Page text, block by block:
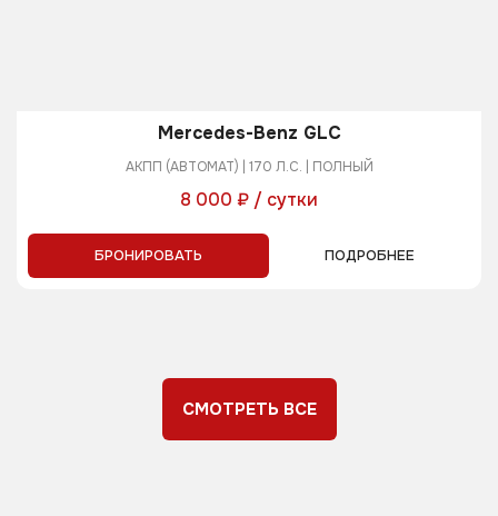
Mercedes-Benz GLC
АКПП (АВТОМАТ) | 170 Л.С. | ПОЛНЫЙ
8 000 ₽ / сутки
БРОНИРОВАТЬ ПОДРОБНЕЕ
СМОТРЕТЬ ВСЕ